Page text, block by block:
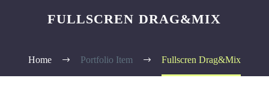
FULLSCREN DRAG&MIX
Home Portfolio Item Fullscren Drag&Mix